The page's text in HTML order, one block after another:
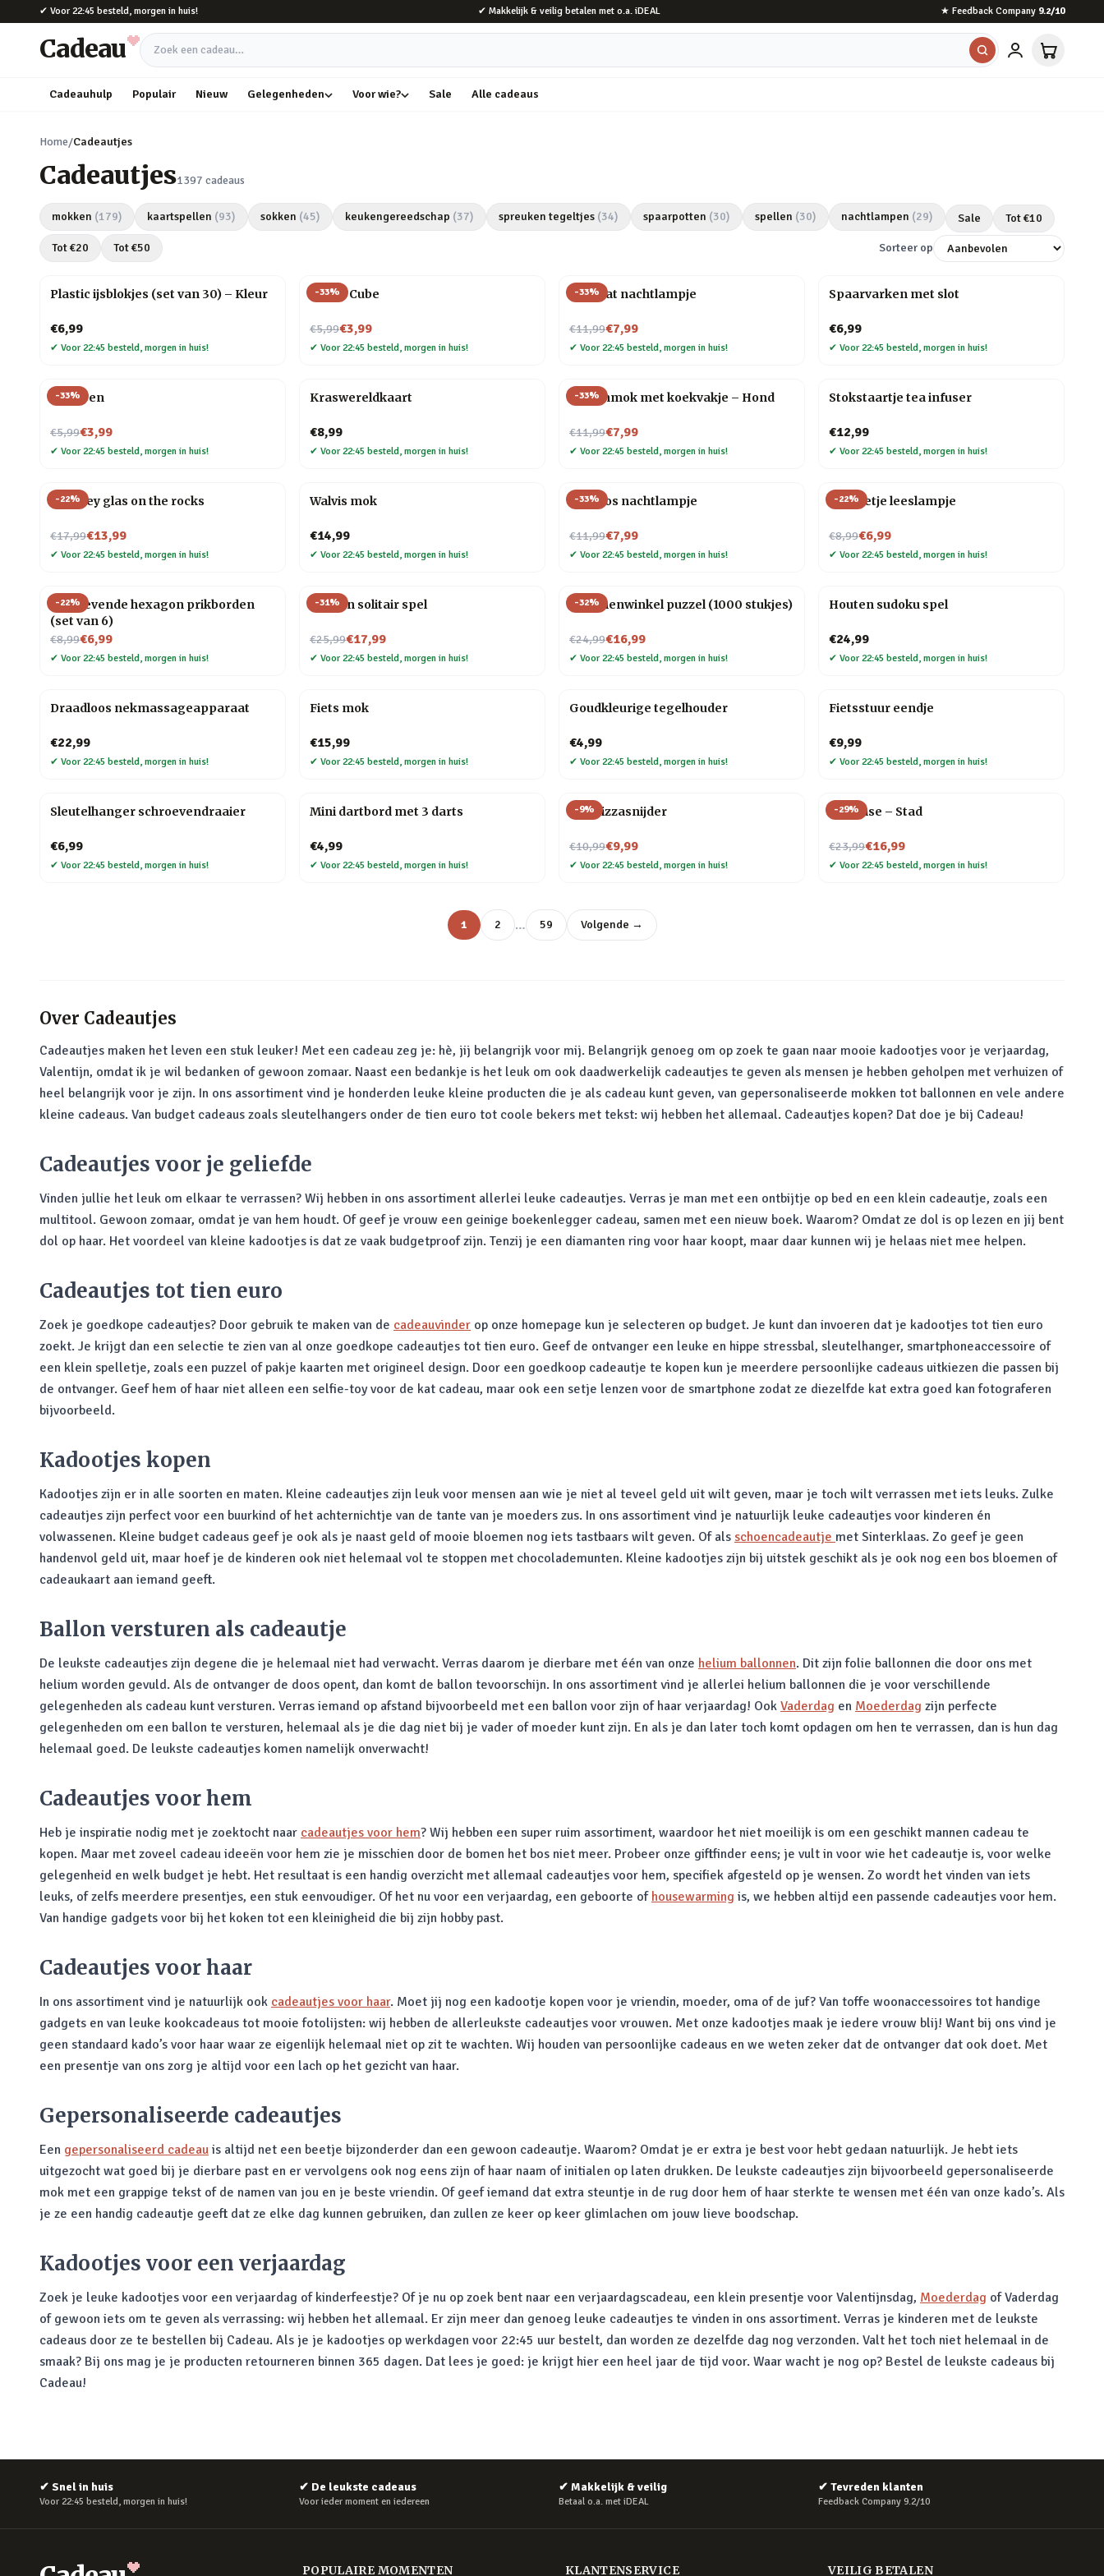
Naar hoofdinhoud
✔ Voor 22:45 besteld, morgen in huis! ✔ Makkelijk & veilig betalen met o.a. iDEAL ★ Feedback Company 9.2/10
Cadeau Zoek een cadeau
Cadeauhulp Populair Nieuw Gelegenheden Voor wie? Sale Alle cadeaus
Home/Cadeautjes
Cadeautjes1397 cadeaus
mokken (179) kaartspellen (93) sokken (45) keukengereedschap (37) spreuken tegeltjes (34) spaarpotten (30) spellen (30) nachtlampen (29) Sale Tot €10
Tot €20 Tot €50 Sorteer op
Plastic ijsblokjes (set van 30) – Kleur
€6,99
✔ Voor 22:45 besteld, morgen in huis!
-33%
Magic Cube
€5,99
Nu voor€3,99
✔ Voor 22:45 besteld, morgen in huis!
-33%
Mini kat nachtlampje
€11,99
Nu voor€7,99
✔ Voor 22:45 besteld, morgen in huis!
Spaarvarken met slot
€6,99
✔ Voor 22:45 besteld, morgen in huis!
-33%
Veer pen
€5,99
Nu voor€3,99
✔ Voor 22:45 besteld, morgen in huis!
Kraswereldkaart
€8,99
✔ Voor 22:45 besteld, morgen in huis!
-33%
Dierenmok met koekvakje – Hond
€11,99
Nu voor€7,99
✔ Voor 22:45 besteld, morgen in huis!
Stokstaartje tea infuser
€12,99
✔ Voor 22:45 besteld, morgen in huis!
-22%
Whiskey glas on the rocks
€17,99
Nu voor€13,99
✔ Voor 22:45 besteld, morgen in huis!
Walvis mok
€14,99
✔ Voor 22:45 besteld, morgen in huis!
-33%
Mini vos nachtlampje
€11,99
Nu voor€7,99
✔ Voor 22:45 besteld, morgen in huis!
-22%
Mannetje leeslampje
€8,99
Nu voor€6,99
✔ Voor 22:45 besteld, morgen in huis!
-22%
Zelfklevende hexagon prikborden
(set van 6)
€8,99
Nu voor€6,99
✔ Voor 22:45 besteld, morgen in huis!
-31%
Houten solitair spel
€25,99
Nu voor€17,99
✔ Voor 22:45 besteld, morgen in huis!
-32%
Bloemenwinkel puzzel (1000 stukjes)
€24,99
Nu voor€16,99
✔ Voor 22:45 besteld, morgen in huis!
Houten sudoku spel
€24,99
✔ Voor 22:45 besteld, morgen in huis!
Draadloos nekmassageapparaat
€22,99
✔ Voor 22:45 besteld, morgen in huis!
Fiets mok
€15,99
✔ Voor 22:45 besteld, morgen in huis!
Goudkleurige tegelhouder
€4,99
✔ Voor 22:45 besteld, morgen in huis!
Fietsstuur eendje
€9,99
✔ Voor 22:45 besteld, morgen in huis!
Sleutelhanger schroevendraaier
€6,99
✔ Voor 22:45 besteld, morgen in huis!
Mini dartbord met 3 darts
€4,99
✔ Voor 22:45 besteld, morgen in huis!
-9%
Kat Pizzasnijder
€10,99
Nu voor€9,99
✔ Voor 22:45 besteld, morgen in huis!
-29%
Flip Vase – Stad
€23,99
Nu voor€16,99
✔ Voor 22:45 besteld, morgen in huis!
1 2 … 59 Volgende →
Over Cadeautjes
Cadeautjes maken het leven een stuk leuker! Met een cadeau zeg je: hè, jij belangrijk voor mij. Belangrijk genoeg om op zoek te gaan naar mooie kadootjes voor je verjaardag,
Valentijn, omdat ik je wil bedanken of gewoon zomaar. Naast een bedankje is het leuk om ook daadwerkelijk cadeautjes te geven als mensen je hebben geholpen met verhuizen of
heel belangrijk voor je zijn. In ons assortiment vind je honderden leuke kleine producten die je als cadeau kunt geven, van gepersonaliseerde mokken tot ballonnen en vele andere
kleine cadeaus. Van budget cadeaus zoals sleutelhangers onder de tien euro tot coole bekers met tekst: wij hebben het allemaal. Cadeautjes kopen? Dat doe je bij Cadeau!
Cadeautjes voor je geliefde
Vinden jullie het leuk om elkaar te verrassen? Wij hebben in ons assortiment allerlei leuke cadeautjes. Verras je man met een ontbijtje op bed en een klein cadeautje, zoals een
multitool. Gewoon zomaar, omdat je van hem houdt. Of geef je vrouw een geinige boekenlegger cadeau, samen met een nieuw boek. Waarom? Omdat ze dol is op lezen en jij bent
dol op haar. Het voordeel van kleine kadootjes is dat ze vaak budgetproof zijn. Tenzij je een diamanten ring voor haar koopt, maar daar kunnen wij je helaas niet mee helpen.
Cadeautjes tot tien euro
Zoek je goedkope cadeautjes? Door gebruik te maken van de cadeauvinder op onze homepage kun je selecteren op budget. Je kunt dan invoeren dat je kadootjes tot tien euro
zoekt. Je krijgt dan een selectie te zien van al onze goedkope cadeautjes tot tien euro. Geef de ontvanger een leuke en hippe stressbal, sleutelhanger, smartphoneaccessoire of
een klein spelletje, zoals een puzzel of pakje kaarten met origineel design. Door een goedkoop cadeautje te kopen kun je meerdere persoonlijke cadeaus uitkiezen die passen bij
de ontvanger. Geef hem of haar niet alleen een selfie-toy voor de kat cadeau, maar ook een setje lenzen voor de smartphone zodat ze diezelfde kat extra goed kan fotograferen
bijvoorbeeld.
Kadootjes kopen
Kadootjes zijn er in alle soorten en maten. Kleine cadeautjes zijn leuk voor mensen aan wie je niet al teveel geld uit wilt geven, maar je toch wilt verrassen met iets leuks. Zulke
cadeautjes zijn perfect voor een buurkind of het achternichtje van de tante van je moeders zus. In ons assortiment vind je natuurlijk leuke cadeautjes voor kinderen én
volwassenen. Kleine budget cadeaus geef je ook als je naast geld of mooie bloemen nog iets tastbaars wilt geven. Of als schoencadeautje met Sinterklaas. Zo geef je geen
handenvol geld uit, maar hoef je de kinderen ook niet helemaal vol te stoppen met chocolademunten. Kleine kadootjes zijn bij uitstek geschikt als je ook nog een bos bloemen of
cadeaukaart aan iemand geeft.
Ballon versturen als cadeautje
De leukste cadeautjes zijn degene die je helemaal niet had verwacht. Verras daarom je dierbare met één van onze helium ballonnen. Dit zijn folie ballonnen die door ons met
helium worden gevuld. Als de ontvanger de doos opent, dan komt de ballon tevoorschijn. In ons assortiment vind je allerlei helium ballonnen die je voor verschillende
gelegenheden als cadeau kunt versturen. Verras iemand op afstand bijvoorbeeld met een ballon voor zijn of haar verjaardag! Ook Vaderdag en Moederdag zijn perfecte
gelegenheden om een ballon te versturen, helemaal als je die dag niet bij je vader of moeder kunt zijn. En als je dan later toch komt opdagen om hen te verrassen, dan is hun dag
helemaal goed. De leukste cadeautjes komen namelijk onverwacht!
Cadeautjes voor hem
Heb je inspiratie nodig met je zoektocht naar cadeautjes voor hem? Wij hebben een super ruim assortiment, waardoor het niet moeilijk is om een geschikt mannen cadeau te
kopen. Maar met zoveel cadeau ideeën voor hem zie je misschien door de bomen het bos niet meer. Probeer onze giftfinder eens; je vult in voor wie het cadeautje is, voor welke
gelegenheid en welk budget je hebt. Het resultaat is een handig overzicht met allemaal cadeautjes voor hem, specifiek afgesteld op je wensen. Zo wordt het vinden van iets
leuks, of zelfs meerdere presentjes, een stuk eenvoudiger. Of het nu voor een verjaardag, een geboorte of housewarming is, we hebben altijd een passende cadeautjes voor hem.
Van handige gadgets voor bij het koken tot een kleinigheid die bij zijn hobby past.
Cadeautjes voor haar
In ons assortiment vind je natuurlijk ook cadeautjes voor haar. Moet jij nog een kadootje kopen voor je vriendin, moeder, oma of de juf? Van toffe woonaccessoires tot handige
gadgets en van leuke kookcadeaus tot mooie fotolijsten: wij hebben de allerleukste cadeautjes voor vrouwen. Met onze kadootjes maak je iedere vrouw blij! Want bij ons vind je
geen standaard kado’s voor haar waar ze eigenlijk helemaal niet op zit te wachten. Wij houden van persoonlijke cadeaus en we weten zeker dat de ontvanger dat ook doet. Met
een presentje van ons zorg je altijd voor een lach op het gezicht van haar.
Gepersonaliseerde cadeautjes
Een gepersonaliseerd cadeau is altijd net een beetje bijzonderder dan een gewoon cadeautje. Waarom? Omdat je er extra je best voor hebt gedaan natuurlijk. Je hebt iets
uitgezocht wat goed bij je dierbare past en er vervolgens ook nog eens zijn of haar naam of initialen op laten drukken. De leukste cadeautjes zijn bijvoorbeeld gepersonaliseerde
mok met een grappige tekst of de namen van jou en je beste vriendin. Of geef iemand dat extra steuntje in de rug door hem of haar sterkte te wensen met één van onze kado’s. Als
je ze een handig cadeautje geeft dat ze elke dag kunnen gebruiken, dan zullen ze keer op keer glimlachen om jouw lieve boodschap.
Kadootjes voor een verjaardag
Zoek je leuke kadootjes voor een verjaardag of kinderfeestje? Of je nu op zoek bent naar een verjaardagscadeau, een klein presentje voor Valentijnsdag, Moederdag of Vaderdag
of gewoon iets om te geven als verrassing: wij hebben het allemaal. Er zijn meer dan genoeg leuke cadeautjes te vinden in ons assortiment. Verras je kinderen met de leukste
cadeaus door ze te bestellen bij Cadeau. Als je je kadootjes op werkdagen voor 22:45 uur bestelt, dan worden ze dezelfde dag nog verzonden. Valt het toch niet helemaal in de
smaak? Bij ons mag je je producten retourneren binnen 365 dagen. Dat lees je goed: je krijgt hier een heel jaar de tijd voor. Waar wacht je nog op? Bestel de leukste cadeaus bij
Cadeau!
✔ Snel in huis
Voor 22:45 besteld, morgen in huis!
✔ De leukste cadeaus
Voor ieder moment en iedereen
✔ Makkelijk & veilig
Betaal o.a. met iDEAL
✔ Tevreden klanten
Feedback Company 9.2/10
POPULAIRE MOMENTEN KLANTENSERVICE VEILIG BETALEN